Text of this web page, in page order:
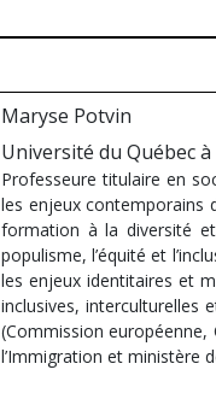
Maryse Potvin
Université du Québec
Professeure titulaire en
les enjeux contemporains
formation à la diversité et
populisme, l’équité et
les enjeux identitaires et
inclusives, interculturelles
(Commission
l’Immigration et ministère